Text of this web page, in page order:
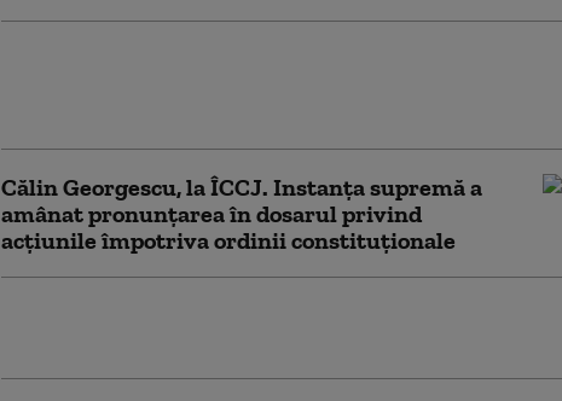
Călin Georgescu, la ÎCCJ. Instanța supremă a
amânat pronunțarea în dosarul privind
acțiunile împotriva ordinii constituționale